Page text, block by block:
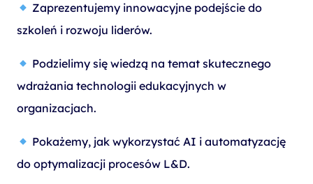
Zaprezentujemy innowacyjne podejście do
szkoleń i rozwoju liderów.
Podzielimy się wiedzą na temat skutecznego
wdrażania technologii edukacyjnych w
organizacjach.
Pokażemy, jak wykorzystać AI i automatyzację
do optymalizacji procesów L&D.